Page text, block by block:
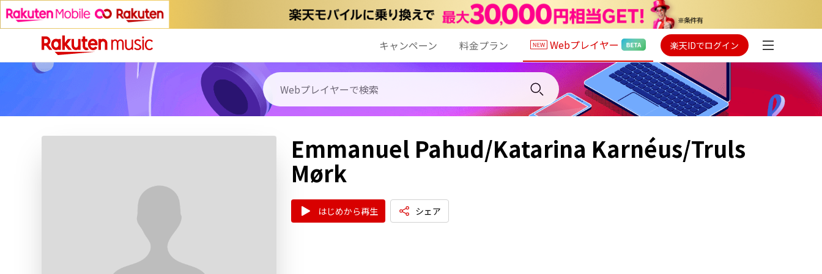
キャンペーン 料金プラン Webプレイヤー 楽天IDでログイン
Emmanuel Pahud/Katarina Karnéus/Truls
Mørk
はじめから再生 シェア